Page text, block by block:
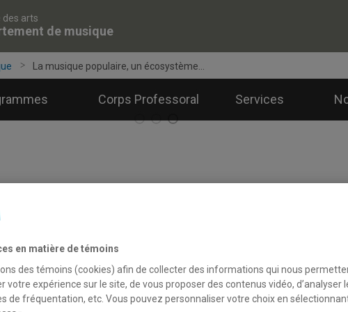
des arts
de musique
La musique populaire, un écosystème...
Corps Professoral Services
musique populaire, un
UQAM | Série
Pierre-Etienne Caza | le 7 juin 2022
en matière de témoins
des témoins (cookies) afin de collecter des informations qui nous
votre expérience sur le site, de vous proposer des contenus vidéo, d’analyser
de fréquentation, etc. Vous pouvez personnaliser votre choix en